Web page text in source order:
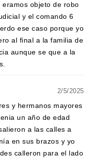
objeto de robo
y el comando 6
ese caso porque yo
al final a la familia de
aunque se que a la
2/5/2025
y hermanos mayores
un año de edad
a las calles a
en sus brazos y yo
calleron para el lado